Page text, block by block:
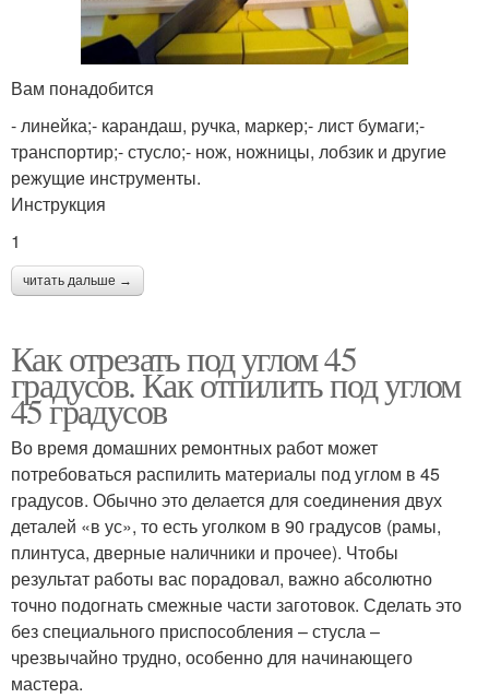
Вам понадобится
- линейка;- карандаш, ручка, маркер;- лист бумаги;-
транспортир;- стусло;- нож, ножницы, лобзик и другие
режущие инструменты.
Инструкция
1
читать дальше →
Как отрезать под углом 45
градусов. Как отпилить под углом
45 градусов
Во время домашних ремонтных работ может
потребоваться распилить материалы под углом в 45
градусов. Обычно это делается для соединения двух
деталей «в ус», то есть уголком в 90 градусов (рамы,
плинтуса, дверные наличники и прочее). Чтобы
результат работы вас порадовал, важно абсолютно
точно подогнать смежные части заготовок. Сделать это
без специального приспособления – стусла –
чрезвычайно трудно, особенно для начинающего
мастера.